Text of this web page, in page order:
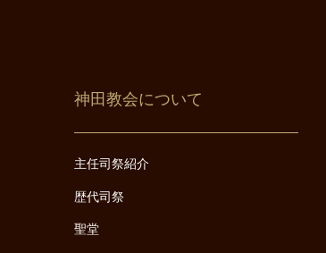
神田教会について
主任司祭紹介
歴代司祭
聖堂